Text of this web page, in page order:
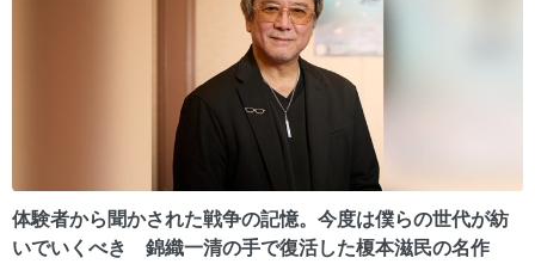
体験者から聞かされた戦争の記憶。今度は僕らの世代が紡
いでいくべき 錦織一清の手で復活した榎本滋民の名作